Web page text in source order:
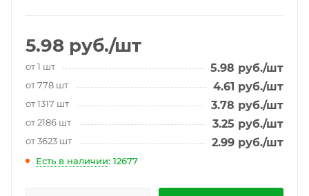
5.98 руб./шт
от 1 шт 5.98 руб./шт
от 778 шт 4.61 руб./шт
от 1317 шт 3.78 руб./шт
от 2186 шт 3.25 руб./шт
от 3623 шт 2.99 руб./шт
Есть в наличии: 12677